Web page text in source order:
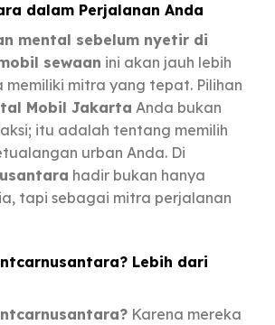
dalam Perjalanan Anda
mental sebelum nyetir di
sewaan ini akan jauh lebih
memiliki mitra yang tepat. Pilihan
Mobil Jakarta Anda bukan
itu adalah tentang memilih
urban Anda. Di
hadir bukan hanya
tapi sebagai mitra perjalanan
Lebih dari
Karena mereka